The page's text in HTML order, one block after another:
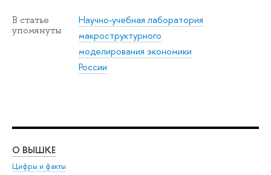
В статье
упомянуты
Научно-учебная лаборатория
макроструктурного
моделирования экономики
России
О ВЫШКЕ
Цифры и факты